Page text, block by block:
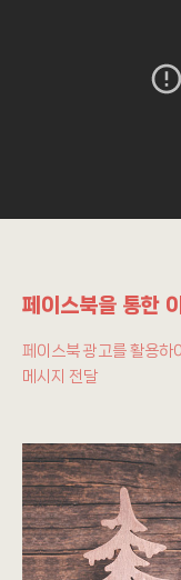
페이스북을 통한
페이스북 광고를 활용하
메시지 전달